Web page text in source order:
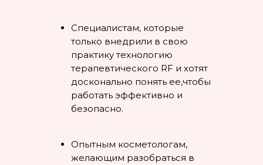
Специалистам, которые
только внедрили в свою
практику технологию
терапевтического RF и хотят
досконально понять ее,чтобы
работать эффективно и
безопасно.
Опытным косметологам,
желающим разобраться в